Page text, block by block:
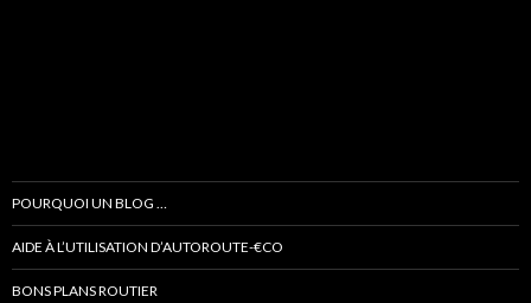
POURQUOI UN BLOG …
AIDE À L’UTILISATION D’AUTOROUTE-€CO
BONS PLANS ROUTIER